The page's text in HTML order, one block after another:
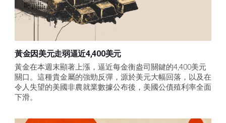
黃金因美元走弱逼近4,400美元
黃金在本週末顯著上漲，逼近每金衡盎司關鍵的4,400美元
關口。這種貴金屬的強勁反彈，源於美元大幅回落，以及在
令人失望的美國非農就業數據公布後，美國公債殖利率全面
下滑。